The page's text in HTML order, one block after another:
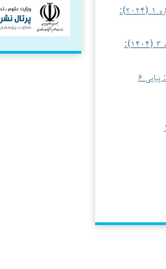
معرفت و بصیرت اسلامی: دوره ۲ شماره ۱ (۲۰۲۴):
معرفت و بصیرت اسلامی: دوره ۳ شماره ۳ (۱۴۰۴):